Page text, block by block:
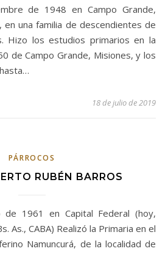
en una familia de descendientes de
Hizo los estudios primarios en la
de Campo Grande, Misiones, y los
18 de julio de 2019
PÁRROCOS
RUBÉN BARROS
As., CABA) Realizó la Primaria en el
Namuncurá, de la localidad de